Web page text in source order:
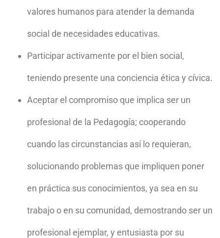
valores humanos para atender la demanda
social de necesidades educativas.
Participar activamente por el bien social,
teniendo presente una conciencia ética y cívica.
Aceptar el compromiso que implica ser un
profesional de la Pedagogía; cooperando
cuando las circunstancias así lo requieran,
solucionando problemas que impliquen poner
en práctica sus conocimientos, ya sea en su
trabajo o en su comunidad, demostrando ser un
profesional ejemplar, y entusiasta por su